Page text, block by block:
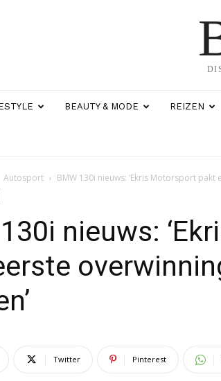
BEAUTY & MODE REIZEN
Autosport BMW 130i nieuws: ‘Ekris Motorsport
nieuws:
Twitter Pinterest